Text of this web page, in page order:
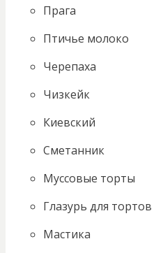
Прага
Птичье молоко
Черепаха
Чизкейк
Киевский
Сметанник
Муссовые торты
Глазурь для тортов
Мастика